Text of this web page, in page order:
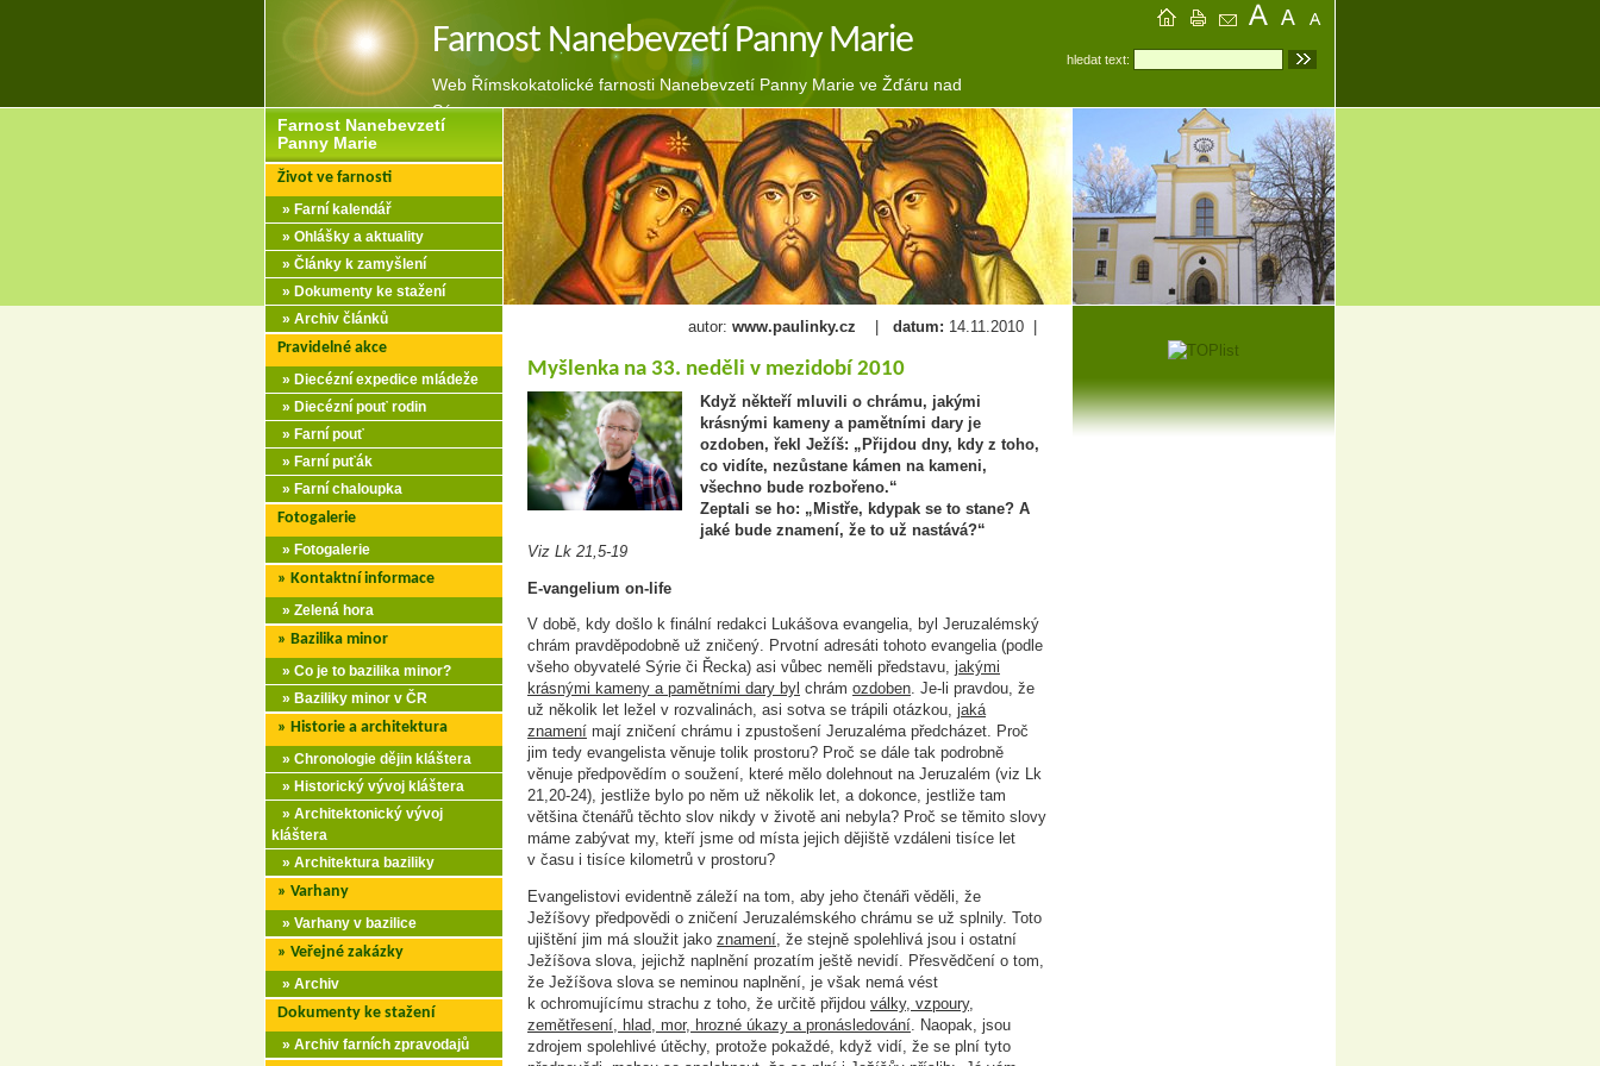
Farnost Nanebevzetí Panny Marie
Web Římskokatolické farnosti Nanebevzetí Panny Marie ve Žďáru nad
Sázavou
hledat text:
Farnost Nanebevzetí
Panny Marie
Život ve farnosti
» Farní kalendář
» Ohlášky a aktuality
» Články k zamyšlení
» Dokumenty ke stažení
» Archiv článků
Pravidelné akce
» Diecézní expedice mládeže
» Diecézní pouť rodin
» Farní pouť
» Farní puťák
» Farní chaloupka
Fotogalerie
» Fotogalerie
» Kontaktní informace
» Zelená hora
» Bazilika minor
» Co je to bazilika minor?
» Baziliky minor v ČR
» Historie a architektura
» Chronologie dějin kláštera
» Historický vývoj kláštera
» Architektonický vývoj
kláštera
» Architektura baziliky
» Varhany
» Varhany v bazilice
» Veřejné zakázky
» Archiv
Dokumenty ke stažení
» Archiv farních zpravodajů
autor: www.paulinky.cz datum: 14.11.2010 |
Myšlenka na 33. neděli v mezidobí 2010
Když někteří mluvili o chrámu, jakými
krásnými kameny a pamětními dary je
ozdoben, řekl Ježíš: „Přijdou dny, kdy z toho,
co vidíte, nezůstane kámen na kameni,
všechno bude rozbořeno.“
Zeptali se ho: „Mistře, kdypak se to stane? A
jaké bude znamení, že to už nastává?“
Viz Lk 21,5-19
E-vangelium on-life
V době, kdy došlo k finální redakci Lukášova evangelia, byl Jeruzalémský
chrám pravděpodobně už zničený. Prvotní adresáti tohoto evangelia (podle
všeho obyvatelé Sýrie či Řecka) asi vůbec neměli představu, jakými
krásnými kameny a pamětními dary byl chrám ozdoben. Je-li pravdou, že
už několik let ležel v rozvalinách, asi sotva se trápili otázkou, jaká
znamení mají zničení chrámu i zpustošení Jeruzaléma předcházet. Proč
jim tedy evangelista věnuje tolik prostoru? Proč se dále tak podrobně
věnuje předpovědím o soužení, které mělo dolehnout na Jeruzalém (viz Lk
21,20-24), jestliže bylo po něm už několik let, a dokonce, jestliže tam
většina čtenářů těchto slov nikdy v životě ani nebyla? Proč se těmito slovy
máme zabývat my, kteří jsme od místa jejich dějiště vzdáleni tisíce let
v času i tisíce kilometrů v prostoru?
Evangelistovi evidentně záleží na tom, aby jeho čtenáři věděli, že
Ježíšovy předpovědi o zničení Jeruzalémského chrámu se už splnily. Toto
ujištění jim má sloužit jako znamení, že stejně spolehlivá jsou i ostatní
Ježíšova slova, jejichž naplnění prozatím ještě nevidí. Přesvědčení o tom,
že Ježíšova slova se neminou naplnění, je však nemá vést
k ochromujícímu strachu z toho, že určitě přijdou války, vzpoury,
zemětřesení, hlad, mor, hrozné úkazy a pronásledování. Naopak, jsou
zdrojem spolehlivé útěchy, protože pokaždé, když vidí, že se plní tyto